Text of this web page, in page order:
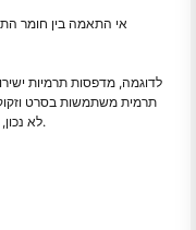
אי התאמה בין חומר
לדוגמה, מדפסות תרמיות
תרמית משתמשות בסרט
לא נכון, התווית עשויה לא להזין, להדפיס או להפריד כראוי.